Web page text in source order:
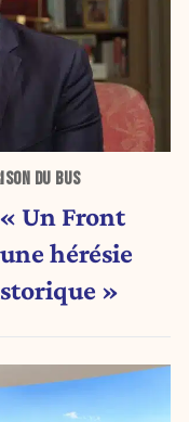
DU BUS
Un Front
hérésie
»